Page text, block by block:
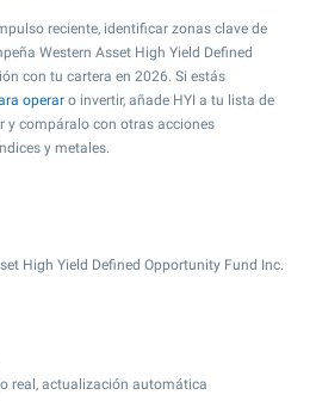
reciente, identificar zonas clave de
Western Asset High Yield Defined
con tu cartera en 2026. Si estás
operar o invertir, añade HYI a tu lista de
y compáralo con otras acciones
y metales.
High Yield Defined Opportunity Fund Inc.
real, actualización automática